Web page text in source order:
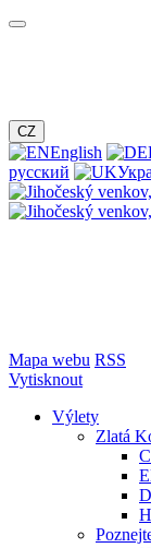
CZ
English
русский
Mapa webu RSS
Vytisknout
Výlety
Zlatá